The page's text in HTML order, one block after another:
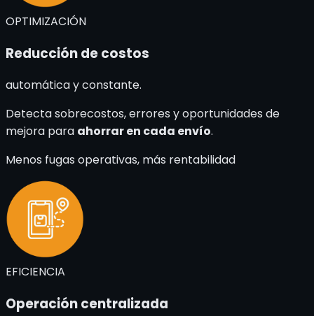
OPTIMIZACIÓN
Reducción de costos
automática y constante.
Detecta sobrecostos, errores y oportunidades de
mejora para ahorrar en cada envío.
Menos fugas operativas, más rentabilidad
EFICIENCIA
Operación centralizada